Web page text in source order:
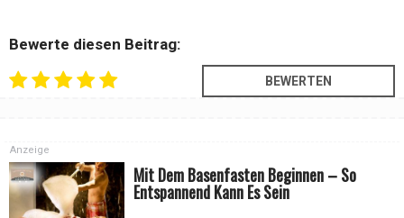
Bewerte diesen Beitrag:
Mit Dem Basenfasten Beginnen – So
Entspannend Kann Es Sein
Anzeige